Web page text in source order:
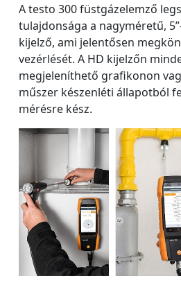
A testo 300 füstgázelemző
tulajdonsága a nagyméretű,
kijelző, ami jelentősen
vezérlését. A HD kijelzőn
megjeleníthető grafikonon
műszer készenléti állapotból
mérésre kész.